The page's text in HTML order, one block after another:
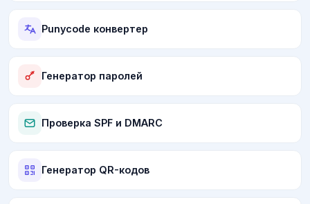
Punycode конвертер
Генератор паролей
Проверка SPF и DMARC
Генератор QR-кодов